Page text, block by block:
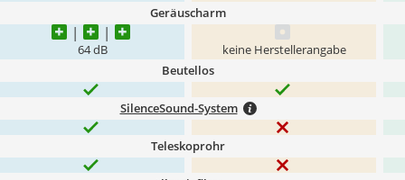
Geräuscharm
64 dB keine Herstellerangabe
Beutellos
SilenceSound-System
Teleskoprohr